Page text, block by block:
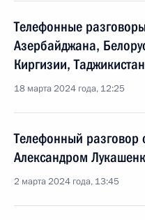
Телефонные
Азербайджана,
Киргизии,
18 марта 2024 года, 12:25
Телефонный разговор
Александром
2 марта 2024 года, 13:45